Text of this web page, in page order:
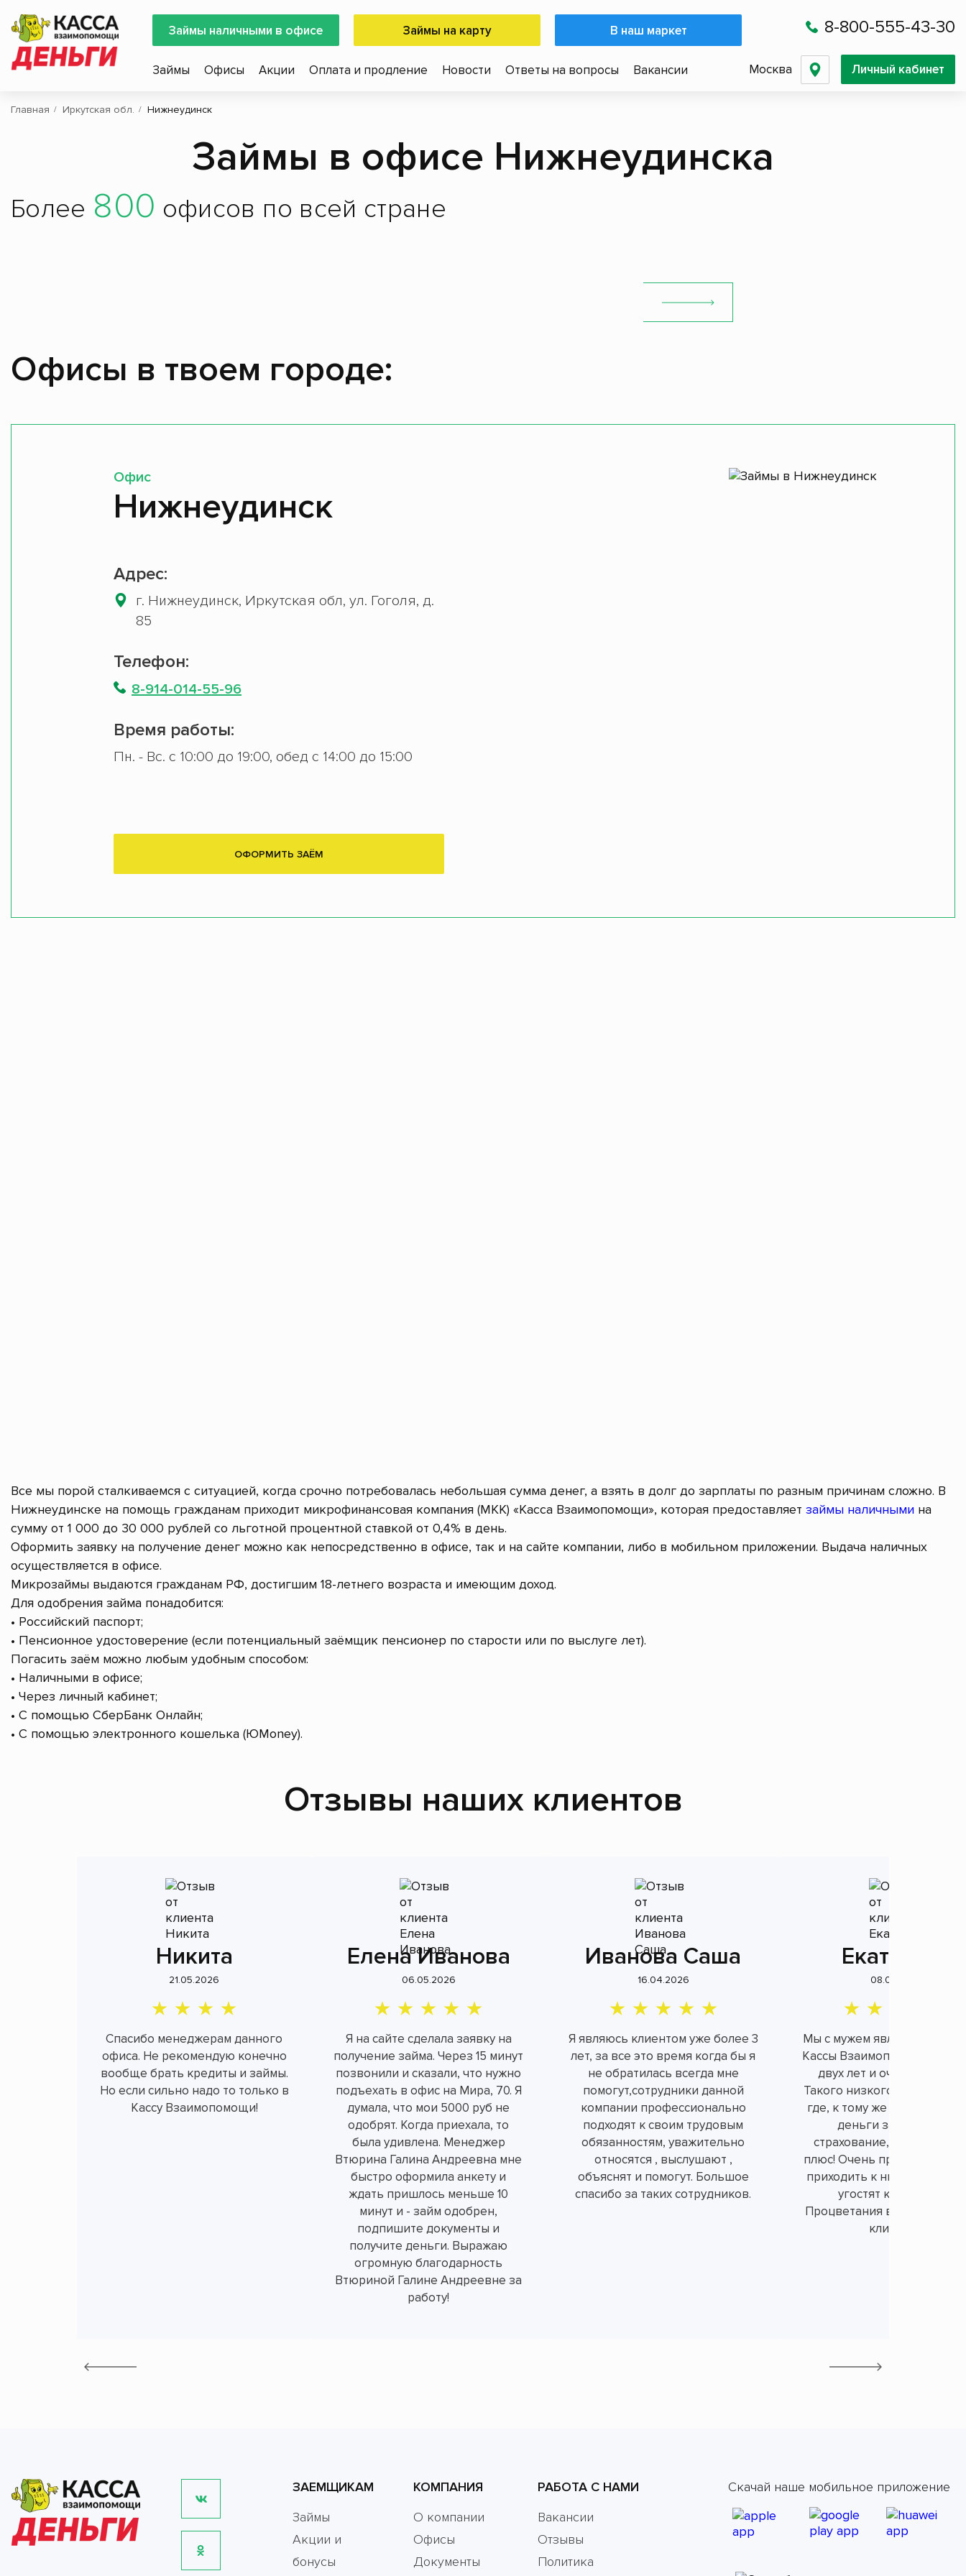
Займы наличными в офисе Займы на карту В наш маркет 8-800-555-43-30
Займы Офисы Акции Оплата и продление Новости Ответы на вопросы Вакансии Москва Личный кабинет
Главная Иркутская обл. Нижнеудинск
Займы в офисе Нижнеудинска
Более 800 офисов по всей стране
Офисы в твоем городе:
Офис
Нижнеудинск
Адрес:
г. Нижнеудинск, Иркутская обл, ул. Гоголя, д.
85
Телефон:
8-914-014-55-96
Время работы:
Пн. - Вс. с 10:00 до 19:00, обед с 14:00 до 15:00
ОФОРМИТЬ ЗАЁМ
Все мы порой сталкиваемся с ситуацией, когда срочно потребовалась небольшая сумма денег, а взять в долг до зарплаты по разным причинам сложно. В
Нижнеудинске на помощь гражданам приходит микрофинансовая компания (МКК) «Касса Взаимопомощи», которая предоставляет займы наличными на
сумму от 1 000 до 30 000 рублей со льготной процентной ставкой от 0,4% в день.
Оформить заявку на получение денег можно как непосредственно в офисе, так и на сайте компании, либо в мобильном приложении. Выдача наличных
осуществляется в офисе.
Микрозаймы выдаются гражданам РФ, достигшим 18-летнего возраста и имеющим доход.
Для одобрения займа понадобится:
• Российский паспорт;
• Пенсионное удостоверение (если потенциальный заёмщик пенсионер по старости или по выслуге лет).
Погасить заём можно любым удобным способом:
• Наличными в офисе;
• Через личный кабинет;
• С помощью СберБанк Онлайн;
• С помощью электронного кошелька (ЮMoney).
Отзывы наших клиентов
Никита
21.05.2026
Спасибо менеджерам данного
офиса. Не рекомендую конечно
вообще брать кредиты и займы.
Но если сильно надо то только в
Кассу Взаимопомощи!
Елена Иванова
06.05.2026
Я на сайте сделала заявку на
получение займа. Через 15 минут
позвонили и сказали, что нужно
подъехать в офис на Мира, 70. Я
думала, что мои 5000 руб не
одобрят. Когда приехала, то
была удивлена. Менеджер
Втюрина Галина Андреевна мне
быстро оформила анкету и
ждать пришлось меньше 10
минут и - займ одобрен,
подпишите документы и
получите деньги. Выражаю
огромную благодарность
Втюриной Галине Андреевне за
работу!
Иванова Саша
16.04.2026
Я являюсь клиентом уже более 3
лет, за все это время когда бы я
не обратилась всегда мне
помогут,сотрудники данной
компании профессионально
подходят к своим трудовым
обязанностям, уважительно
относятся , выслушают ,
объяснят и помогут. Большое
спасибо за таких сотрудников.
Екатерина
08.04.2026
Мы с мужем являемся
Кассы Взаимопомощи уже
двух лет и очень
Такого низкого процента
где, к тому же не берут
деньги за не нужное
страхование, а это
плюс! Очень приятно и
приходить к ним в офис,
угостят конфетками.
Процветания вам и
клиентов!
ЗАЕМЩИКАМ
Займы
Акции и
бонусы
КОМПАНИЯ
О компании
Офисы
Документы
РАБОТА С НАМИ
Вакансии
Отзывы
Политика
Скачай наше мобильное приложение